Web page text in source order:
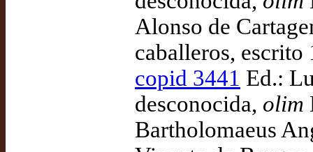
Alonso de
caballeros, escrito
copid 3441 Ed.:
desconocida, olim
Bartholomaeus